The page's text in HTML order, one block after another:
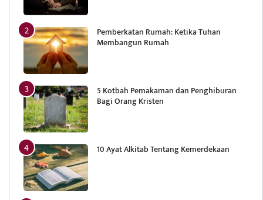
Pemberkatan Rumah: Ketika Tuhan
Membangun Rumah
5 Kotbah Pemakaman dan Penghiburan
Bagi Orang Kristen
10 Ayat Alkitab Tentang Kemerdekaan